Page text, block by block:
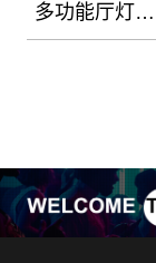
多功能厅灯光